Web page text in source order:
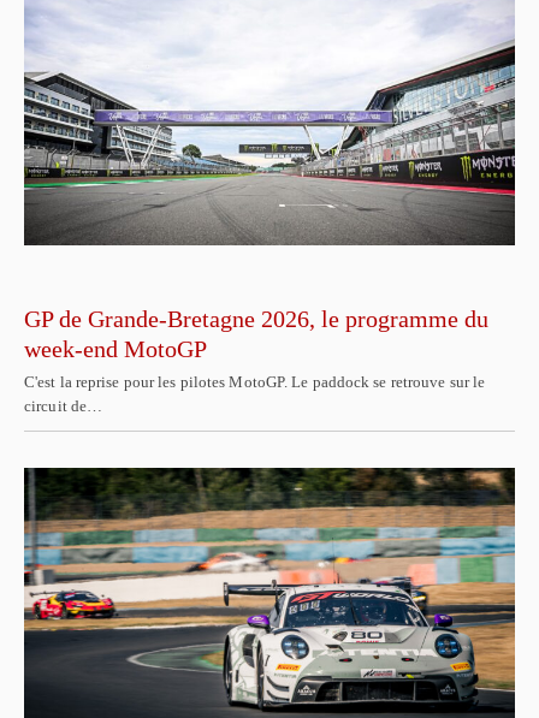
GP de Grande-Bretagne 2026, le programme du
week-end MotoGP
C'est la reprise pour les pilotes MotoGP. Le paddock se retrouve sur le
circuit de…